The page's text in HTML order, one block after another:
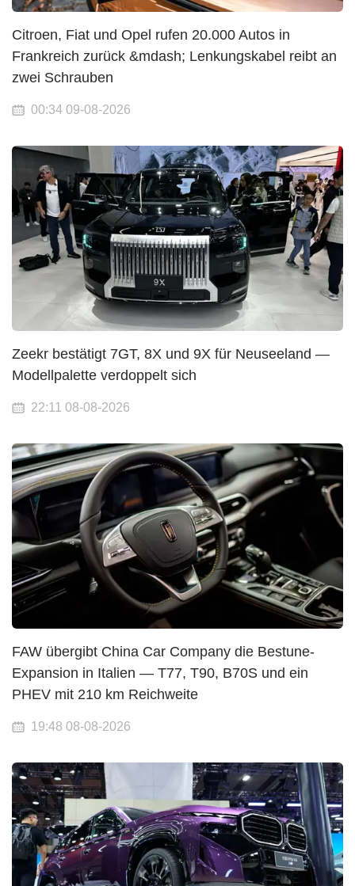
Citroen, Fiat und Opel rufen 20.000 Autos in
Frankreich zurück &mdash; Lenkungskabel reibt an
zwei Schrauben
00:34 09-08-2026
Zeekr bestätigt 7GT, 8X und 9X für Neuseeland —
Modellpalette verdoppelt sich
22:11 08-08-2026
FAW übergibt China Car Company die Bestune-
Expansion in Italien — T77, T90, B70S und ein
PHEV mit 210 km Reichweite
19:48 08-08-2026